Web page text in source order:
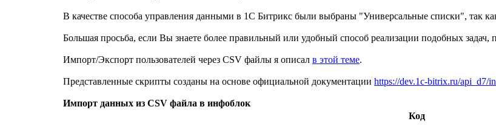
В качестве способа управления данными в 1С Битрикс были выбраны "Универсальные списки", так
Большая просьба, если Вы знаете более правильный или удобный способ реализации подобных задач,
Импорт/Экспорт пользователей через CSV файлы я описал в этой теме.
Представленные скрипты созданы на основе официальной документации https://dev.1c-bitrix.ru/api_d7/
Импорт данных из CSV файла в инфоблок
Код